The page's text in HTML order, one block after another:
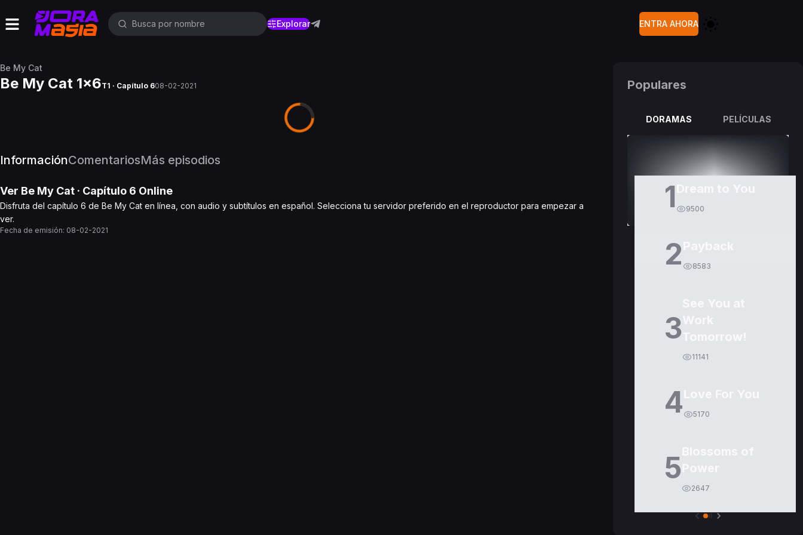
Explorar ENTRA AHORA
Be My Cat
Be My Cat 1x6T1 · Capítulo 608-02-2021
InformaciónComentariosMás episodios
Ver Be My Cat · Capítulo 6 Online
Disfruta del capítulo 6 de Be My Cat en línea, con audio y subtítulos en español. Selecciona tu servidor preferido en el reproductor para empezar a
ver.
Fecha de emisión: 08-02-2021
Populares
DORAMAS PELÍCULAS
1 9500
2 8583
3
11141
4 5170
5
2647